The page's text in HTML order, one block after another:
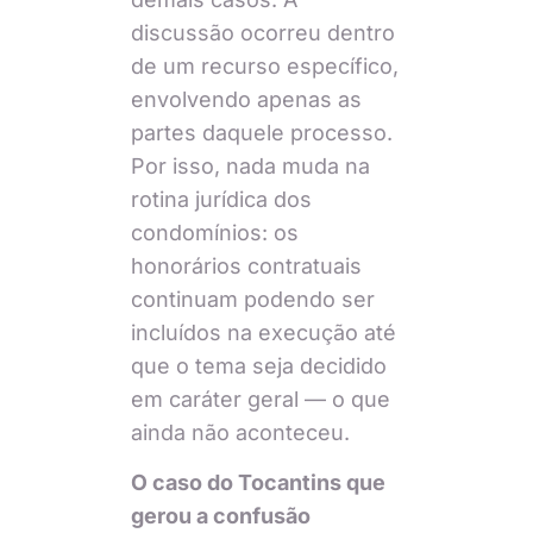
discussão ocorreu dentro
de um recurso específico,
envolvendo apenas as
partes daquele processo.
Por isso, nada muda na
rotina jurídica dos
condomínios: os
honorários contratuais
continuam podendo ser
incluídos na execução até
que o tema seja decidido
em caráter geral — o que
ainda não aconteceu.
O caso do Tocantins que
gerou a confusão